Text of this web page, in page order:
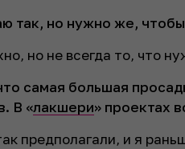
так, но нужно же,
но не всегда то, что
самая большая
В «лакшери» проектах
предполагали, и я